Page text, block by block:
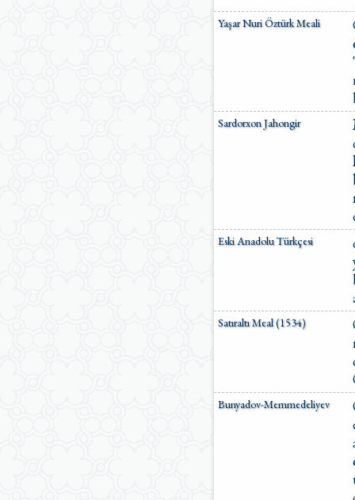
Yaşar Nuri Öztürk Meali
Sardorxon Jahongir
Eski Anadolu Türkçesi
Satıraltı Meal (1534)
Bunyadov-Memmedeliyev